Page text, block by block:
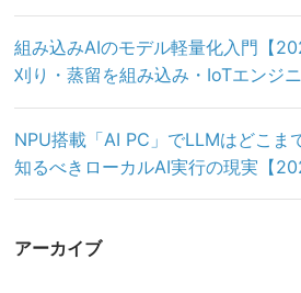
組み込みAIのモデル軽量化入門【
刈り・蒸留を組み込み・IoTエンジ
NPU搭載「AI PC」でLLMはどこま
知るべきローカルAI実行の現実【
アーカイブ